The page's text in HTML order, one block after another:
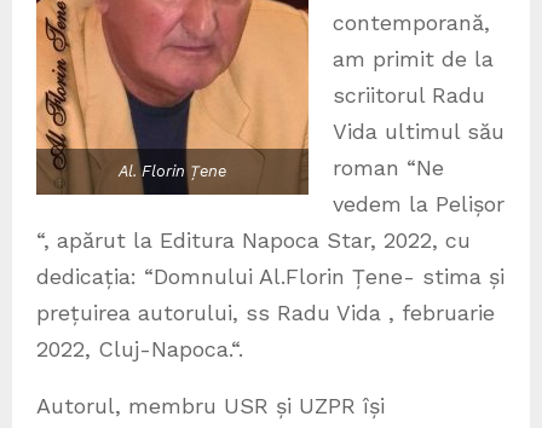
Al. Florin Țene
contemporană,
am primit de la
scriitorul Radu
Vida ultimul său
roman “Ne
vedem la Pelișor
“, apărut la Editura Napoca Star, 2022, cu
dedicația: “Domnului Al.Florin Țene- stima și
prețuirea autorului, ss Radu Vida , februarie
2022, Cluj-Napoca.“.
Autorul, membru USR și UZPR își